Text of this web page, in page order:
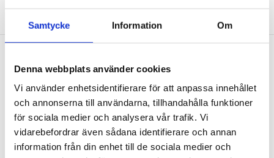
Samtycke Information Om
Denna webbplats använder cookies
Vi använder enhetsidentifierare för att anpassa innehållet
och annonserna till användarna, tillhandahålla funktioner
för sociala medier och analysera vår trafik. Vi
vidarebefordrar även sådana identifierare och annan
information från din enhet till de sociala medier och
Nyhetsbrev
PRENUMERERA